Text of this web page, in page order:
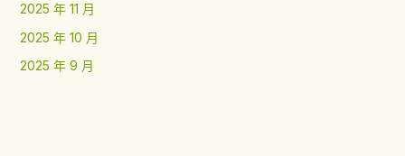
2025 年 11 月
2025 年 10 月
2025 年 9 月